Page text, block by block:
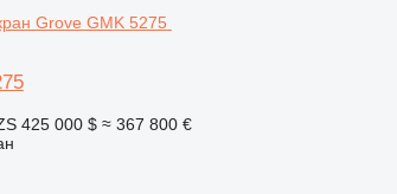
425 000 $ ≈ 367 800 €